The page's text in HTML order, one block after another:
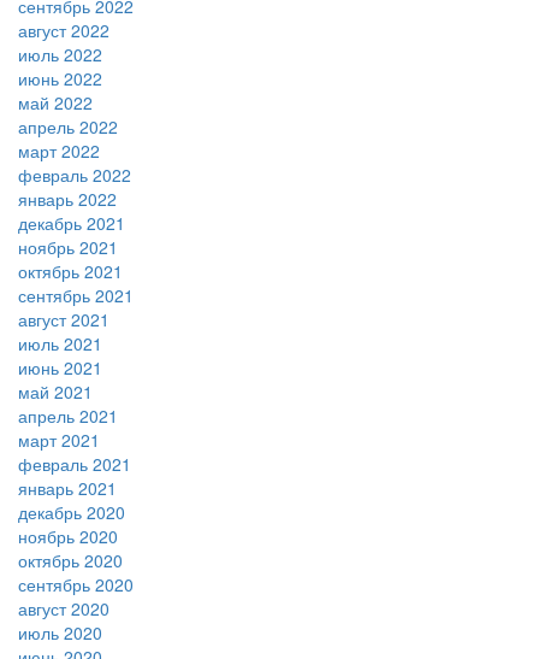
сентябрь 2022
август 2022
июль 2022
июнь 2022
май 2022
апрель 2022
март 2022
февраль 2022
январь 2022
декабрь 2021
ноябрь 2021
октябрь 2021
сентябрь 2021
август 2021
июль 2021
июнь 2021
май 2021
апрель 2021
март 2021
февраль 2021
январь 2021
декабрь 2020
ноябрь 2020
октябрь 2020
сентябрь 2020
август 2020
июль 2020